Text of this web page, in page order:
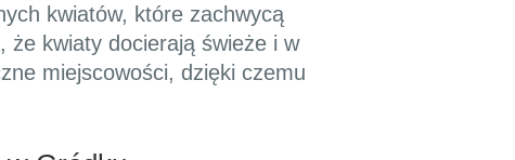
kwiatów, które zachwycą
że kwiaty docierają świeże i w
miejscowości, dzięki czemu